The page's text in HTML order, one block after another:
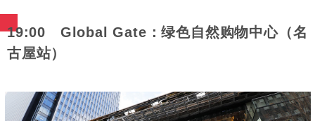
19:00 Global Gate：绿色自然购物中心（名
古屋站）